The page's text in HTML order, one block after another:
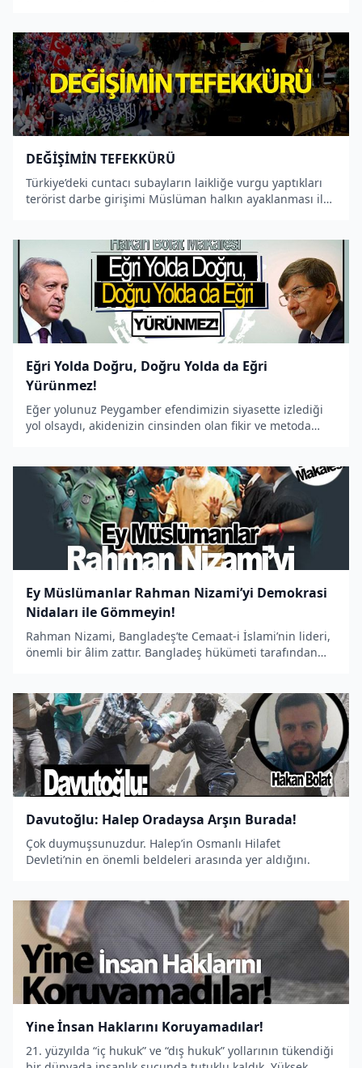
DEĞİŞİMİN TEFEKKÜRÜ
Türkiye’deki cuntacı subayların laikliğe vurgu yaptıkları
terörist darbe girişimi Müslüman halkın ayaklanması ile
Eğri Yolda Doğru, Doğru Yolda da Eğri
Yürünmez!
Eğer yolunuz Peygamber efendimizin siyasette izlediği
yol olsaydı, akidenizin cinsinden olan fikir ve metoda
Ey Müslümanlar Rahman Nizami’yi Demokrasi
Nidaları ile Gömmeyin!
Rahman Nizami, Bangladeş’te Cemaat-i İslami’nin lideri,
önemli bir âlim zattır. Bangladeş hükümeti tarafından
Davutoğlu: Halep Oradaysa Arşın Burada!
Çok duymuşsunuzdur. Halep’in Osmanlı Hilafet
Devleti’nin en önemli beldeleri arasında yer aldığını.
Yine İnsan Haklarını Koruyamadılar!
21. yüzyılda “iç hukuk” ve “dış hukuk” yollarının tükendiği